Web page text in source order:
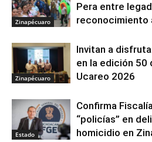
Zinapécuaro
Pera entre
reconocimiento
Zinapécuaro
Invitan a
en la edición 50
Ucareo 2026
Estado
Confirma
“policías” en
homicidio en